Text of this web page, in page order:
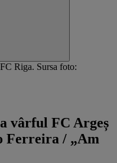
Riga. Sursa foto:
vârful FC Argeș
Ferreira / „Am